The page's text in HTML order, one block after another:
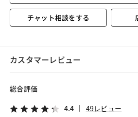
チャット相談をする
カスタマーレビュー
総合評価
4.4 49レビュー